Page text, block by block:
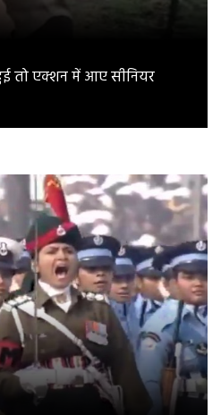
तो एक्शन में आए सीनियर